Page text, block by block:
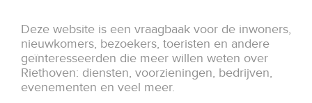
Deze website is een vraagbaak voor de inwoners,
nieuwkomers, bezoekers, toeristen en andere
geïnteresseerden die meer willen weten over
Riethoven: diensten, voorzieningen, bedrijven,
evenementen en veel meer.